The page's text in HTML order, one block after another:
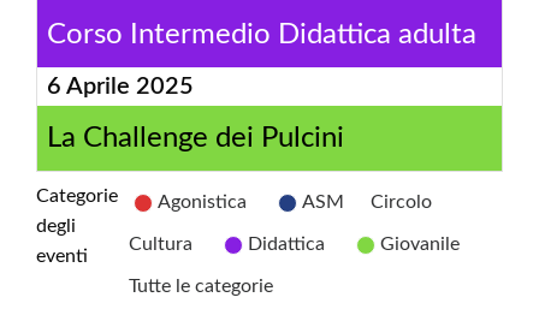
Corso Intermedio Didattica adulta
6 Aprile 2025
La Challenge dei Pulcini
Categorie
degli
eventi
Agonistica ASM Circolo
Cultura Didattica Giovanile
Tutte le categorie